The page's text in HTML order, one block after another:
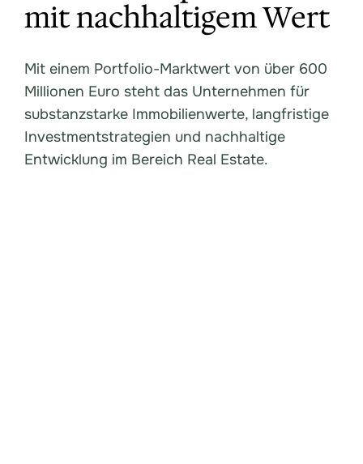
mit nachhaltigem Wert
Mit einem Portfolio-Marktwert von über 600
Millionen Euro steht das Unternehmen für
substanzstarke Immobilienwerte, langfristige
Investmentstrategien und nachhaltige
Entwicklung im Bereich Real Estate.